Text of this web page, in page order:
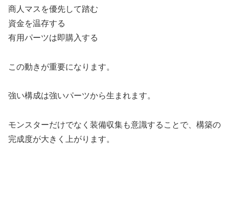
商人マスを優先して踏む
資金を温存する
有用パーツは即購入する
この動きが重要になります。
強い構成は強いパーツから生まれます。
モンスターだけでなく装備収集も意識することで、構築の
完成度が大きく上がります。